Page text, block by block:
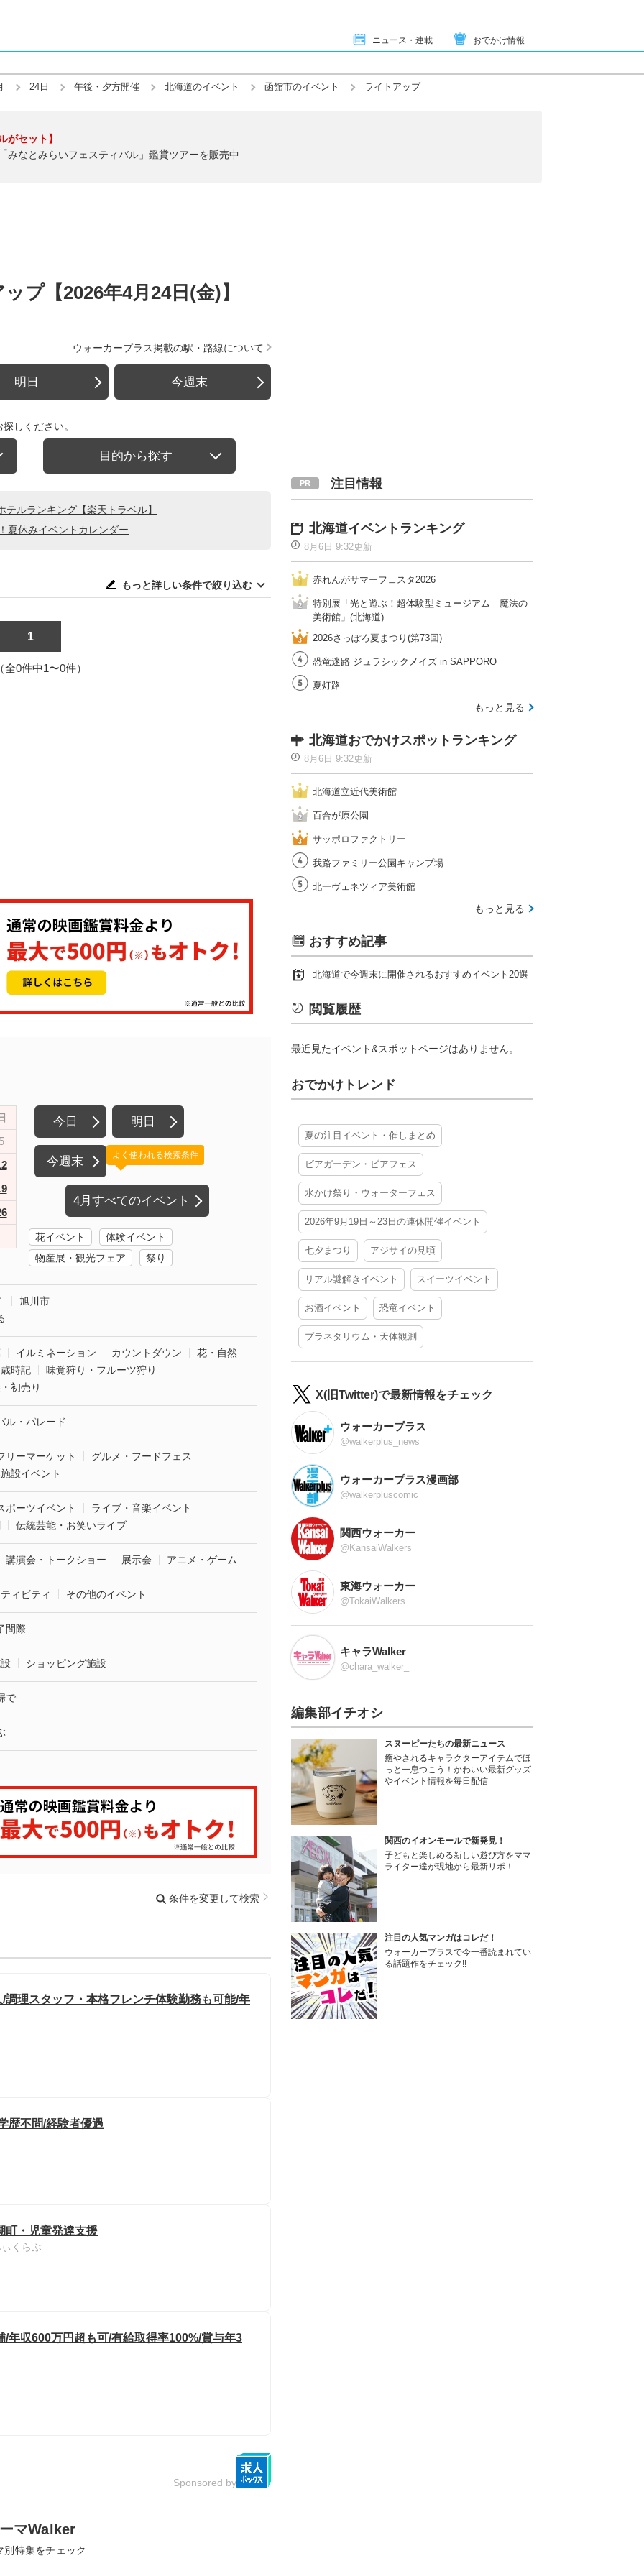
ニュース・連載 おでかけ情報
24日 午後・夕方開催 北海道のイベント 函館市のイベント ライトアップ
がセット】
みなとみらいフェスティバル」鑑賞ツアーを販売中
プ【2026年4月24日(金)】
ウォーカープラス掲載の駅・路線について
明日 今週末
しください。
目的から探す
ルランキング【楽天トラベル】
夏休みイベントカレンダー
もっと詳しい条件で絞り込む
1
全0件中1〜0件）
今日 明日
今週末
4月すべてのイベント
よく使われる検索条件
花イベント
体験イベント
物産展・観光フェア
祭り
旭川市
イルミネーション カウントダウン
花・自然
時記
味覚狩り・フルーツ狩り
初売り
ル・パレード
リーマーケット
グルメ・フードフェス
設イベント
ポーツイベント
ライブ・音楽イベント
伝統芸能・お笑いライブ
講演会・トークショー 展示会 アニメ・ゲーム
ィビティ その他のイベント
間際
ショッピング施設
で
条件を変更して検索
理スタッフ・本格フレンチ体験勤務も可能/年
歴不問/経験者優遇
町・児童発達支援
くらぶ
年収600万円超も可/有給取得率100%/賞与年3
Sponsored by
マWalker
別特集をチェック
注目情報
北海道イベントランキング
8月6日 9:32更新
赤れんがサマーフェスタ2026
特別展「光と遊ぶ！超体験型ミュージアム 魔法の
美術館」(北海道)
2026さっぽろ夏まつり(第73回)
恐竜迷路 ジュラシックメイズ in SAPPORO
夏灯路
もっと見る
北海道おでかけスポットランキング
8月6日 9:32更新
北海道立近代美術館
百合が原公園
サッポロファクトリー
我路ファミリー公園キャンプ場
北一ヴェネツィア美術館
もっと見る
おすすめ記事
北海道で今週末に開催されるおすすめイベント20選
閲覧履歴
最近見たイベント&スポットページはありません。
おでかけトレンド
夏の注目イベント・催しまとめ
ビアガーデン・ビアフェス
水かけ祭り・ウォーターフェス
2026年9月19日～23日の連休開催イベント
七夕まつり アジサイの見頃
リアル謎解きイベント スイーツイベント
お酒イベント 恐竜イベント
プラネタリウム・天体観測
X(旧Twitter)で最新情報をチェック
ウォーカープラス
@walkerplus_news
ウォーカープラス漫画部
@walkerpluscomic
関西ウォーカー
@KansaiWalkers
東海ウォーカー
@TokaiWalkers
キャラWalker
@chara_walker_
編集部イチオシ
スヌーピーたちの最新ニュース
癒やされるキャラクターアイテムでほ
っと一息つこう！かわいい最新グッズ
やイベント情報を毎日配信
関西のイオンモールで新発見！
子どもと楽しめる新しい遊び方をママ
ライター達が現地から最新リポ！
注目の人気マンガはコレだ！
ウォーカープラスで今一番読まれてい
る話題作をチェック!!